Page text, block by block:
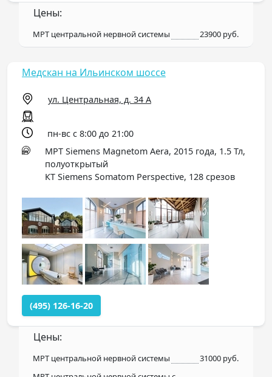
Цены:
МРТ центральной нервной системы 23900 руб.
Медскан на Ильинском шоссе
ул. Центральная, д. 34 А
пн-вс с 8:00 до 21:00
МРТ Siemens Magnetom Aera, 2015 года, 1.5 Тл,
полуоткрытый
КТ Siemens Somatom Perspective, 128 срезов
(495) 126-16-20
Цены:
МРТ центральной нервной системы
31000 руб.